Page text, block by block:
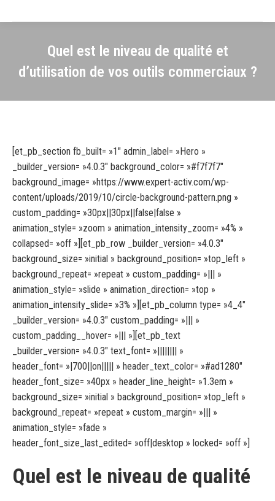
Quel est le niveau de qualité et
d’utilisation de vos outils commerciaux ?
[et_pb_section fb_built= »1″ admin_label= »Hero »
_builder_version= »4.0.3″ background_color= »#f7f7f7″
background_image= »https://www.expert-activ.com/wp-
content/uploads/2019/10/circle-background-pattern.png »
custom_padding= »30px||30px||false|false »
animation_style= »zoom » animation_intensity_zoom= »4% »
collapsed= »off »][et_pb_row _builder_version= »4.0.3″
background_size= »initial » background_position= »top_left »
background_repeat= »repeat » custom_padding= »||| »
animation_style= »slide » animation_direction= »top »
animation_intensity_slide= »3% »][et_pb_column type= »4_4″
_builder_version= »4.0.3″ custom_padding= »||| »
custom_padding__hover= »||| »][et_pb_text
_builder_version= »4.0.3″ text_font= »|||||||| »
header_font= »|700||on||||| » header_text_color= »#ad1280″
header_font_size= »40px » header_line_height= »1.3em »
background_size= »initial » background_position= »top_left »
background_repeat= »repeat » custom_margin= »||| »
animation_style= »fade »
header_font_size_last_edited= »off|desktop » locked= »off »]
Quel est le niveau de qualité